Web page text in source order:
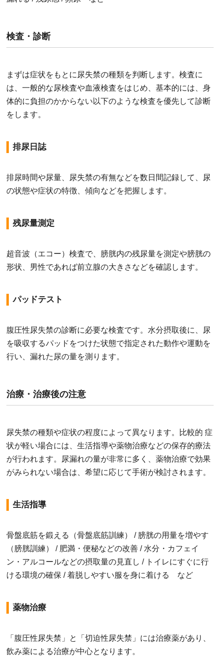
検査・診断
まずは症状をもとに尿失禁の種類を判断します。検査に
は、一般的な尿検査や血液検査をはじめ、基本的には、身
体的に負担のかからない以下のような検査を優先して診断
をします。
排尿日誌
排尿時間や尿量、尿失禁の有無などを数日間記録して、尿
の状態や症状の特徴、傾向などを把握します。
残尿量測定
超音波（エコー）検査で、膀胱内の残尿量を測定や膀胱の
形状、男性であれば前立腺の大きさなどを確認します。
パッドテスト
腹圧性尿失禁の診断に必要な検査です。水分摂取後に、尿
を吸収するパッドをつけた状態で指定された動作や運動を
行い、漏れた尿の量を測ります。
治療・治療後の注意
尿失禁の種類や症状の程度によって異なります。比較的 症
状が軽い場合には、生活指導や薬物治療などの保存的療法
が行われます。尿漏れの量が非常に多く、薬物治療で効果
がみられない場合は、希望に応じて手術が検討されます。
生活指導
骨盤底筋を鍛える（骨盤底筋訓練） / 膀胱の用量を増やす
（膀胱訓練） / 肥満・便秘などの改善 / 水分・カフェイ
ン・アルコールなどの摂取量の見直し / トイレにすぐに行
ける環境の確保 / 着脱しやすい服を身に着ける など
薬物治療
「腹圧性尿失禁」と「切迫性尿失禁」には治療薬があり、
飲み薬による治療が中心となります。